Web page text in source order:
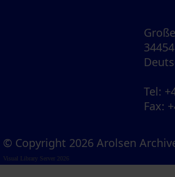
Tel:
Fax:
© Copyright 2026 Arolsen
Visual Library Server 2026